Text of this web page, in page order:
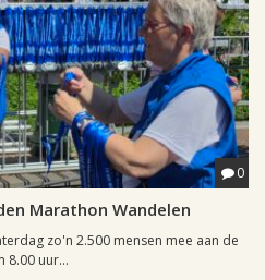
0
Marathon Wandelen
zo'n 2.500 mensen mee aan de
8.00 uur...